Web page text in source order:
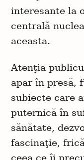
interesante la
centrală
aceasta.
Atenţia
apar în presă,
subiecte care
puternică în
sănătate,
fascinaţie,
ceea ce îi